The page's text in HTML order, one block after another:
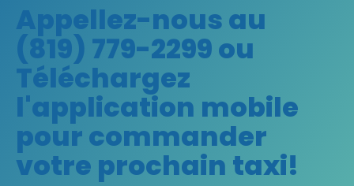
Appellez-nous au
(819) 779-2299 ou
Téléchargez
l'application mobile
pour commander
votre prochain taxi!